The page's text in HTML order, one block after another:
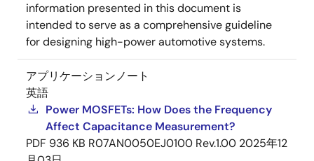
information presented in this document is
intended to serve as a comprehensive guideline
for designing high-power automotive systems.
アプリケーションノート
英語
Power MOSFETs: How Does the Frequency
Affect Capacitance Measurement?
PDF 936 KB R07AN0050EJ0100 Rev.1.00 2025年12